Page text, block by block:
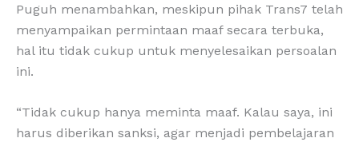
Puguh menambahkan, meskipun pihak Trans7 telah
menyampaikan permintaan maaf secara terbuka,
hal itu tidak cukup untuk menyelesaikan persoalan
ini.
“Tidak cukup hanya meminta maaf. Kalau saya, ini
harus diberikan sanksi, agar menjadi pembelajaran